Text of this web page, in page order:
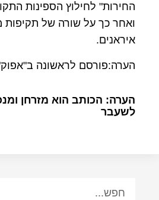
החירות" לחילוץ הספינות
ואחר כך על שורה של תקיפות
איראנים.
הערה:פורסם לראשונה
הערה: הכותב הוא מזרחן
לשעבר